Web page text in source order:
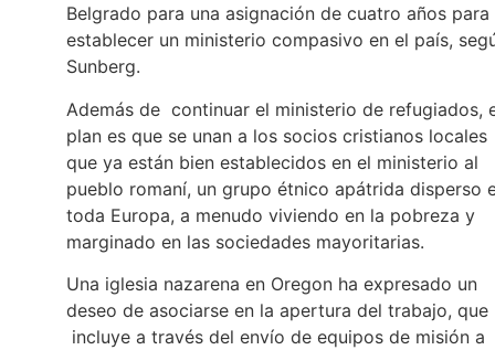
Belgrado para una asignación de cuatro años para
establecer un ministerio compasivo en el país,
Sunberg.
Además de continuar el ministerio de refugiados,
plan es que se unan a los socios cristianos locales
que ya están bien establecidos en el ministerio al
pueblo romaní, un grupo étnico apátrida disperso
toda Europa, a menudo viviendo en la pobreza y
marginado en las sociedades mayoritarias.
Una iglesia nazarena en Oregon ha expresado un
deseo de asociarse en la apertura del trabajo, que
incluye a través del envío de equipos de misión a